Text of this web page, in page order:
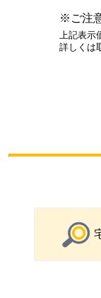
※ご注
上記表
詳しくは